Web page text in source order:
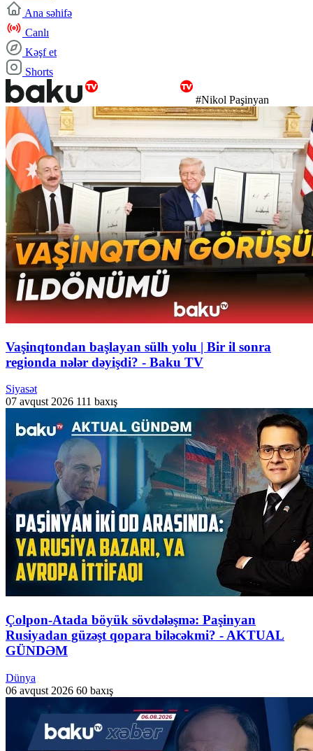
Ana səhifə
Canlı
Kəşf et
Shorts
#Nikol Paşinyan
Vaşinqtondan başlayan sülh yolu | Bir il sonra
regionda nələr dəyişdi? - Baku TV
Siyasət
07 avqust 2026 111 baxış
Çolpon-Atada böyük sövdələşmə: Paşinyan
Rusiyadan güzəşt qopara biləcəkmi? - AKTUAL
GÜNDƏM
Dünya
06 avqust 2026 60 baxış